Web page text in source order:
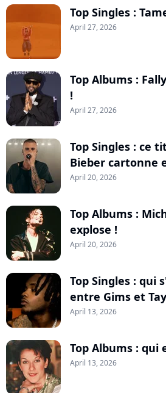
Top Singles :
April 27, 2026
Top Albums :
!
April 27, 2026
Top Singles : ce
Bieber cartonne
April 20, 2026
Top Albums :
explose !
April 20, 2026
Top Singles : qui
entre Gims et
April 13, 2026
Top Albums : qui
April 13, 2026